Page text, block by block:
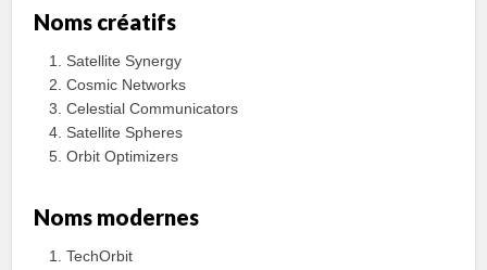
Noms créatifs
Satellite Synergy
Cosmic Networks
Celestial Communicators
Satellite Spheres
Orbit Optimizers
Noms modernes
TechOrbit